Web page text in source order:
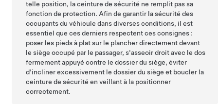
telle position, la ceinture de sécurité ne remplit pas sa
fonction de protection. Afin de garantir la sécurité des
occupants du véhicule dans diverses conditions, il est
essentiel que ces derniers respectent ces consignes :
poser les pieds à plat sur le plancher directement devant
le siège occupé par le passager, s'asseoir droit avec le dos
fermement appuyé contre le dossier du siège, éviter
d'incliner excessivement le dossier du siège et boucler la
ceinture de sécurité en veillant à la positionner
correctement.